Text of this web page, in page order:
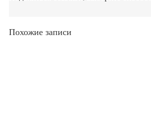
Похожие записи